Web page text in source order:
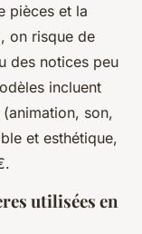
pièces et la
on risque de
des notices peu
incluent
son,
et esthétique,
utilisées en